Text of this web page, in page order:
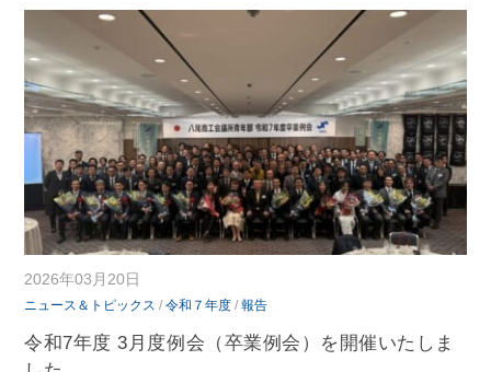
2026年03月20日
ニュース＆トピックス /令和７年度 /報告
令和7年度 3月度例会（卒業例会）を開催いたしま